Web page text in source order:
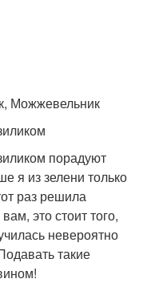
Можжевельник
порадуют
я из зелени только
раз решила
это стоит того,
невероятно
такие